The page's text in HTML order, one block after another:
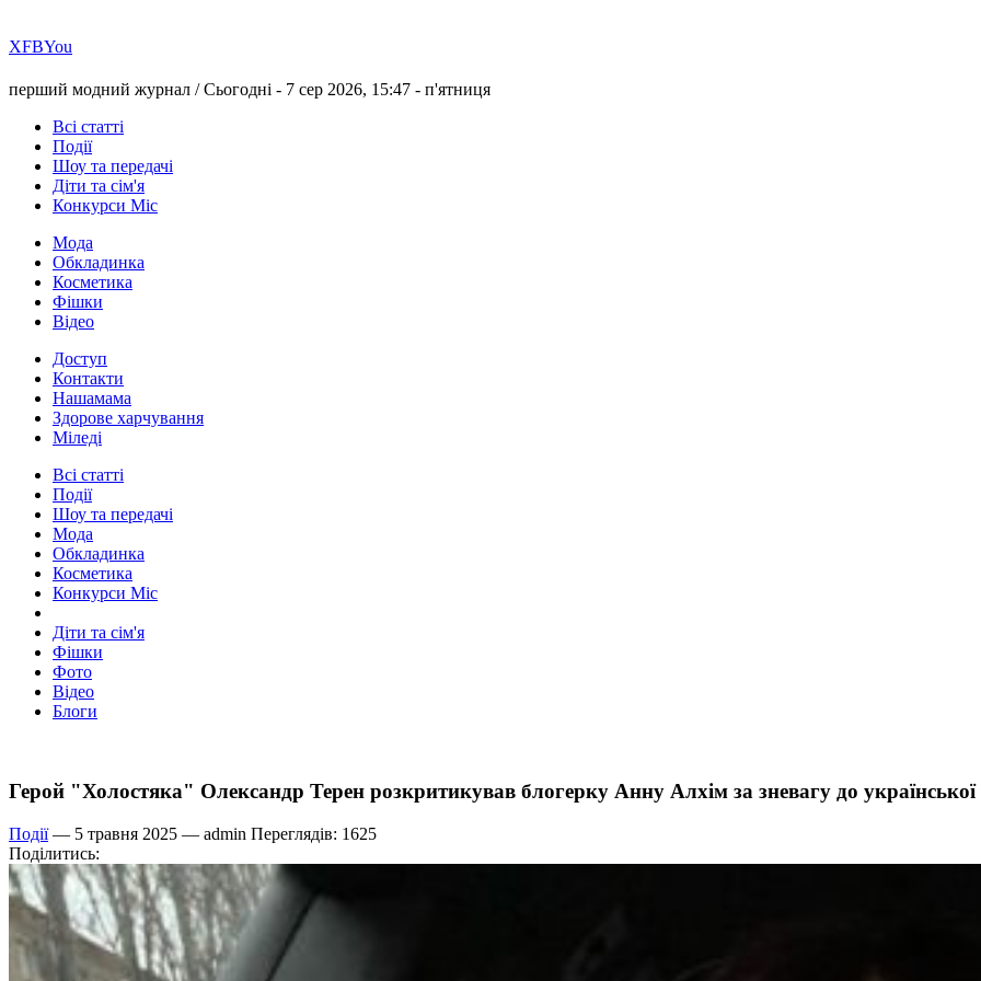
ХFBYou
перший модний журнал /Сьогодні - 7 сер 2026, 15:47 - п'ятниця
Всі статті
Події
Шоу та передачі
Діти та сім'я
Конкурси Міс
Мода
Обкладинка
Косметика
Фішки
Відео
Доступ
Контакти
Нашамама
Здорове харчування
Міледі
Всі статті
Події
Шоу та передачі
Мода
Обкладинка
Косметика
Конкурси Міс
Діти та сім'я
Фішки
Фото
Відео
Блоги
Герой "Холостяка" Олександр Терен розкритикував блогерку Анну Алхім за зневагу до
Події— 5 травня 2025 — admin Переглядів: 1625
Поділитись: